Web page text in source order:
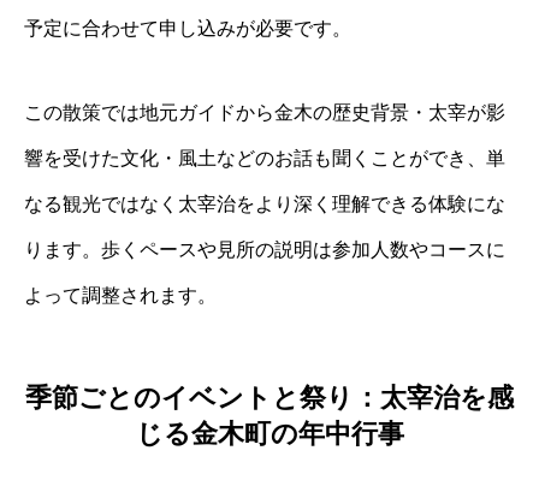
予定に合わせて申し込みが必要です。
この散策では地元ガイドから金木の歴史背景・太宰が影
響を受けた文化・風土などのお話も聞くことができ、単
なる観光ではなく太宰治をより深く理解できる体験にな
ります。歩くペースや見所の説明は参加人数やコースに
よって調整されます。
季節ごとのイベントと祭り：太宰治を感
じる金木町の年中行事